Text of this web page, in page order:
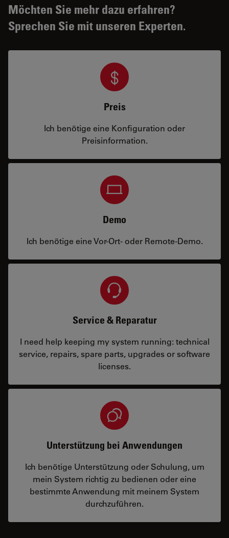
Möchten Sie mehr dazu erfahren?
Sprechen Sie mit unseren Experten.
Preis
Ich benötige eine Konfiguration oder
Preisinformation.
Demo
Ich benötige eine Vor-Ort- oder Remote-Demo.
Service & Reparatur
I need help keeping my system running: technical
service, repairs, spare parts, upgrades or software
licenses.
Unterstützung bei Anwendungen
Ich benötige Unterstützung oder Schulung, um
mein System richtig zu bedienen oder eine
bestimmte Anwendung mit meinem System
durchzuführen.